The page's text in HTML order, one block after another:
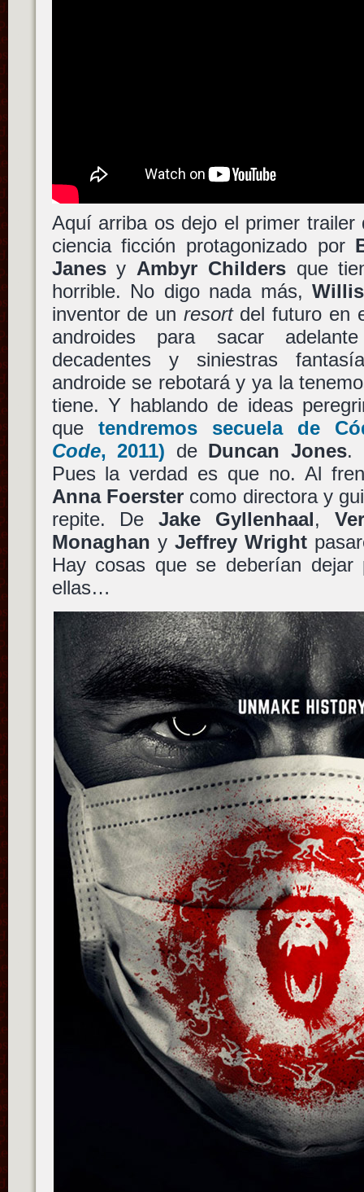
Aquí arriba os dejo el primer
ciencia ficción protagonizado por
Janesy Ambyr Childersque
horrible. No digo nada más,Willis
inventor de un resortdel futuro en
androides para sacar
decadentes y siniestras
androide se rebotará y ya la
tiene. Y hablando de ideas
que tendremos secuela de
Code, 2011) de Duncan Jones.
Pues la verdad es que no. Al
Anna Foerstercomo directora y
repite. DeJake Gyllenhaal,
Monaghan y Jeffrey Wright
Hay cosas que se deberían
ellas…